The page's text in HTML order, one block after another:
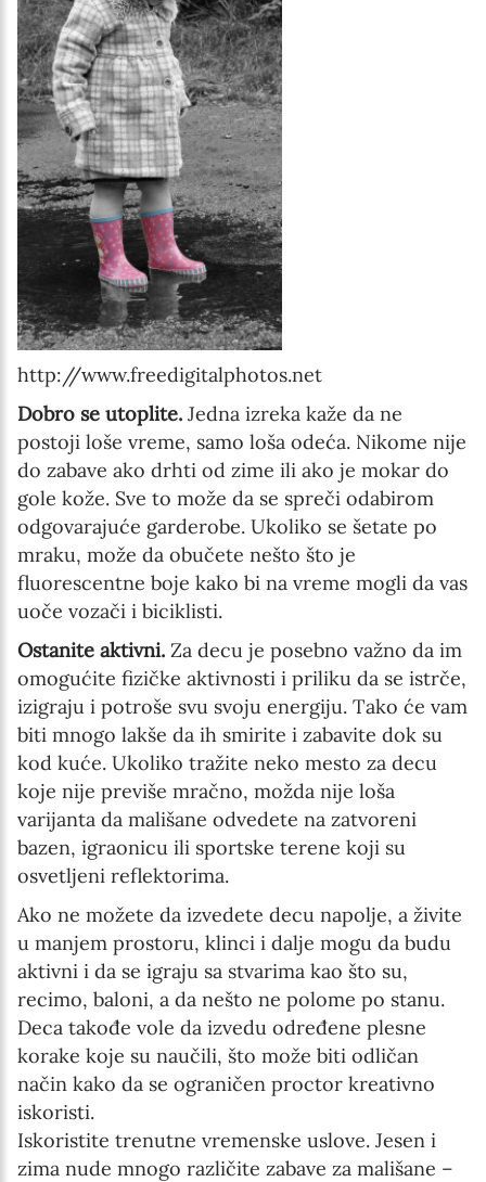
http://www.freedigitalphotos.net
Dobro se utoplite. Jedna izreka kaže da ne
postoji loše vreme, samo loša odeća. Nikome nije
do zabave ako drhti od zime ili ako je mokar do
gole kože. Sve to može da se spreči odabirom
odgovarajuće garderobe. Ukoliko se šetate po
mraku, može da obučete nešto što je
fluorescentne boje kako bi na vreme mogli da vas
uoče vozači i biciklisti.
Ostanite aktivni. Za decu je posebno važno da im
omogućite fizičke aktivnosti i priliku da se istrče,
izigraju i potroše svu svoju energiju. Tako će vam
biti mnogo lakše da ih smirite i zabavite dok su
kod kuće. Ukoliko tražite neko mesto za decu
koje nije previše mračno, možda nije loša
varijanta da mališane odvedete na zatvoreni
bazen, igraonicu ili sportske terene koji su
osvetljeni reflektorima.
Ako ne možete da izvedete decu napolje, a živite
u manjem prostoru, klinci i dalje mogu da budu
aktivni i da se igraju sa stvarima kao što su,
recimo, baloni, a da nešto ne polome po stanu.
Deca takođe vole da izvedu određene plesne
korake koje su naučili, što može biti odličan
način kako da se ograničen proctor kreativno
iskoristi.
Iskoristite trenutne vremenske uslove. Jesen i
zima nude mnogo različite zabave za mališane –